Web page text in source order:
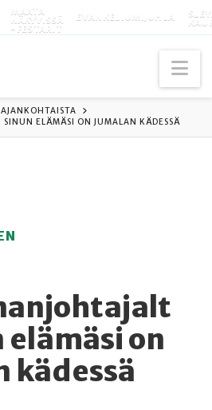
MAATA
NÄKYVISSÄ
-FESTARIT
EVANKELIUMIJUHLA
AJANKOHTAISTA
ELÄMÄSI ON JUMALAN KÄDESSÄ
elämäsi on
kädessä